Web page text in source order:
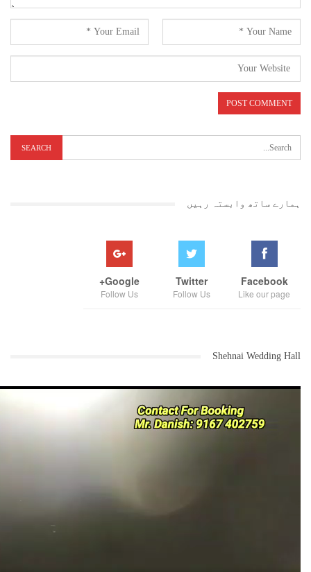
ہمارے ساتھ وابستہ رہیں
Facebook
Like our page
Twitter
Follow Us
Google+
Follow Us
Shehnai Wedding Hall